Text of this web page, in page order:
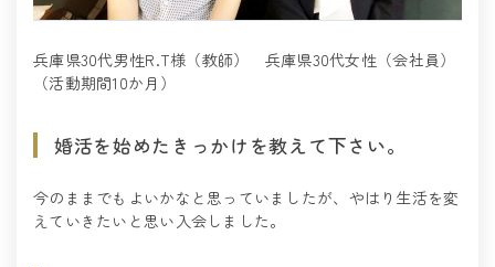
兵庫県30代男性R.T様（教師） 兵庫県30代女性（会社員）
（活動期間10か月）
婚活を始めたきっかけを教えて下さい。
今のままでもよいかなと思っていましたが、やはり生活を変
えていきたいと思い入会しました。